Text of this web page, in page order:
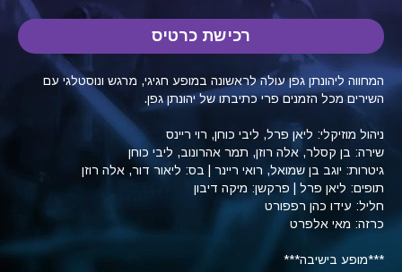
רכישת כרטיס
המחווה ליהונתן גפן עולה לראשונה במופע חגיגי, מרגש ונוסטלגי עם
השירים מכל הזמנים פרי כתיבתו של יהונתן גפן.
ניהול מוזיקלי: ליאן פרל, ליבי כוחן, רוי ריינס
שירה: בן קסלר, אלה רוזן, תמר אהרונוב, ליבי כוחן
גיטרות: יוגב בן שמואל, רואי ריינר | בס: ליאור דור, אלה רוזן
תופים: ליאן פרל | פרקשן: מיקה דיבון
חליל: עידו כהן רפפורט
כרזה: מאי אלפרט
***מופע בישיבה***